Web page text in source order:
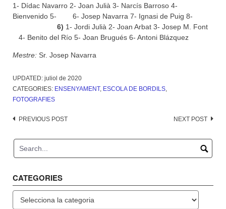
1- Dídac Navarro 2- Joan Julià 3- Narcís Barroso 4-
Bienvenido 5- 6- Josep Navarra 7- Ignasi de Puig 8-
6) 1- Jordi Julià 2- Joan Arbat 3- Josep M. Font
4- Benito del Río 5- Joan Brugués 6- Antoni Blázquez
Mestre: Sr. Josep Navarra
UPDATED: juliol de 2020
CATEGORIES: ENSENYAMENT, ESCOLA DE BORDILS,
FOTOGRAFIES
Post
PREVIOUS POST NEXT POST
CATEGORIES